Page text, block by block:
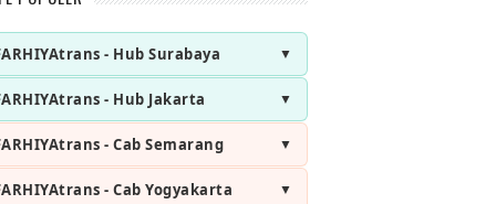
- Hub Surabaya
- Hub Jakarta
- Cab Semarang
- Cab Yogyakarta